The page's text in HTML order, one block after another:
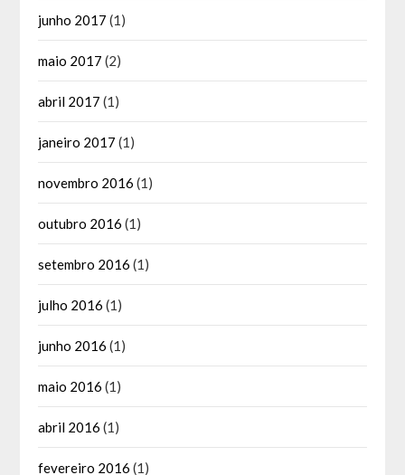
junho 2017 (1)
maio 2017 (2)
abril 2017 (1)
janeiro 2017 (1)
novembro 2016 (1)
outubro 2016 (1)
setembro 2016 (1)
julho 2016 (1)
junho 2016 (1)
maio 2016 (1)
abril 2016 (1)
fevereiro 2016 (1)